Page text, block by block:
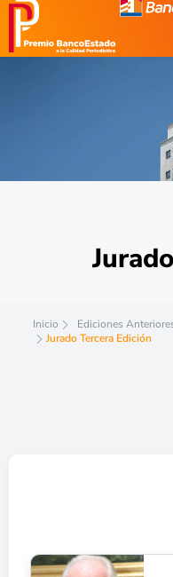
Inicio Ediciones
Jurado Tercera Edición